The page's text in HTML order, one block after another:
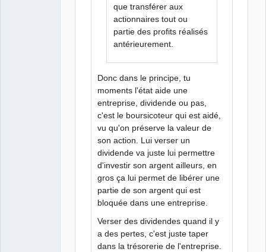
que transférer aux
actionnaires tout ou
partie des profits réalisés
antérieurement.
Donc dans le principe, tu
moments l'état aide une
entreprise, dividende ou pas,
c'est le boursicoteur qui est aidé,
vu qu'on préserve la valeur de
son action. Lui verser un
dividende va juste lui permettre
d'investir son argent ailleurs, en
gros ça lui permet de libérer une
partie de son argent qui est
bloquée dans une entreprise.
Verser des dividendes quand il y
a des pertes, c'est juste taper
dans la trésorerie de l'entreprise.